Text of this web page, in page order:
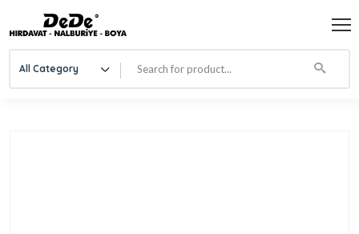
All Category